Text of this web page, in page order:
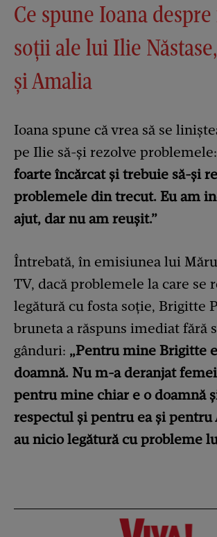
Ce spune Ioana
soții ale lui Ilie
și Amalia
Ioana spune că vrea să se
pe Ilie să-și rezolve problemele:
foarte încărcat și trebuie să-și
problemele din trecut. Eu am
ajut, dar nu am reușit.”
Întrebată, în emisiunea lui
TV, dacă problemele la care se
legătură cu fosta soție, Brigitte
bruneta a răspuns imediat fără
gânduri: „Pentru mine Brigitte
doamnă. Nu m-a deranjat
pentru mine chiar e o doamnă
respectul și pentru ea și pentru
au nicio legătură cu probleme